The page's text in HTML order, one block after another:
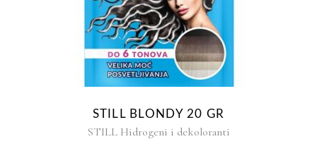
STILL BLONDY 20 GR
STILL Hidrogeni i dekoloranti